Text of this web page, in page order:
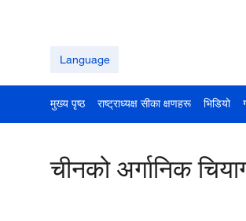
Language
मुख्य पृष्ठ राष्ट्राध्यक्ष सीका क्षणहरू भिडियो
चीनको अर्गानिक